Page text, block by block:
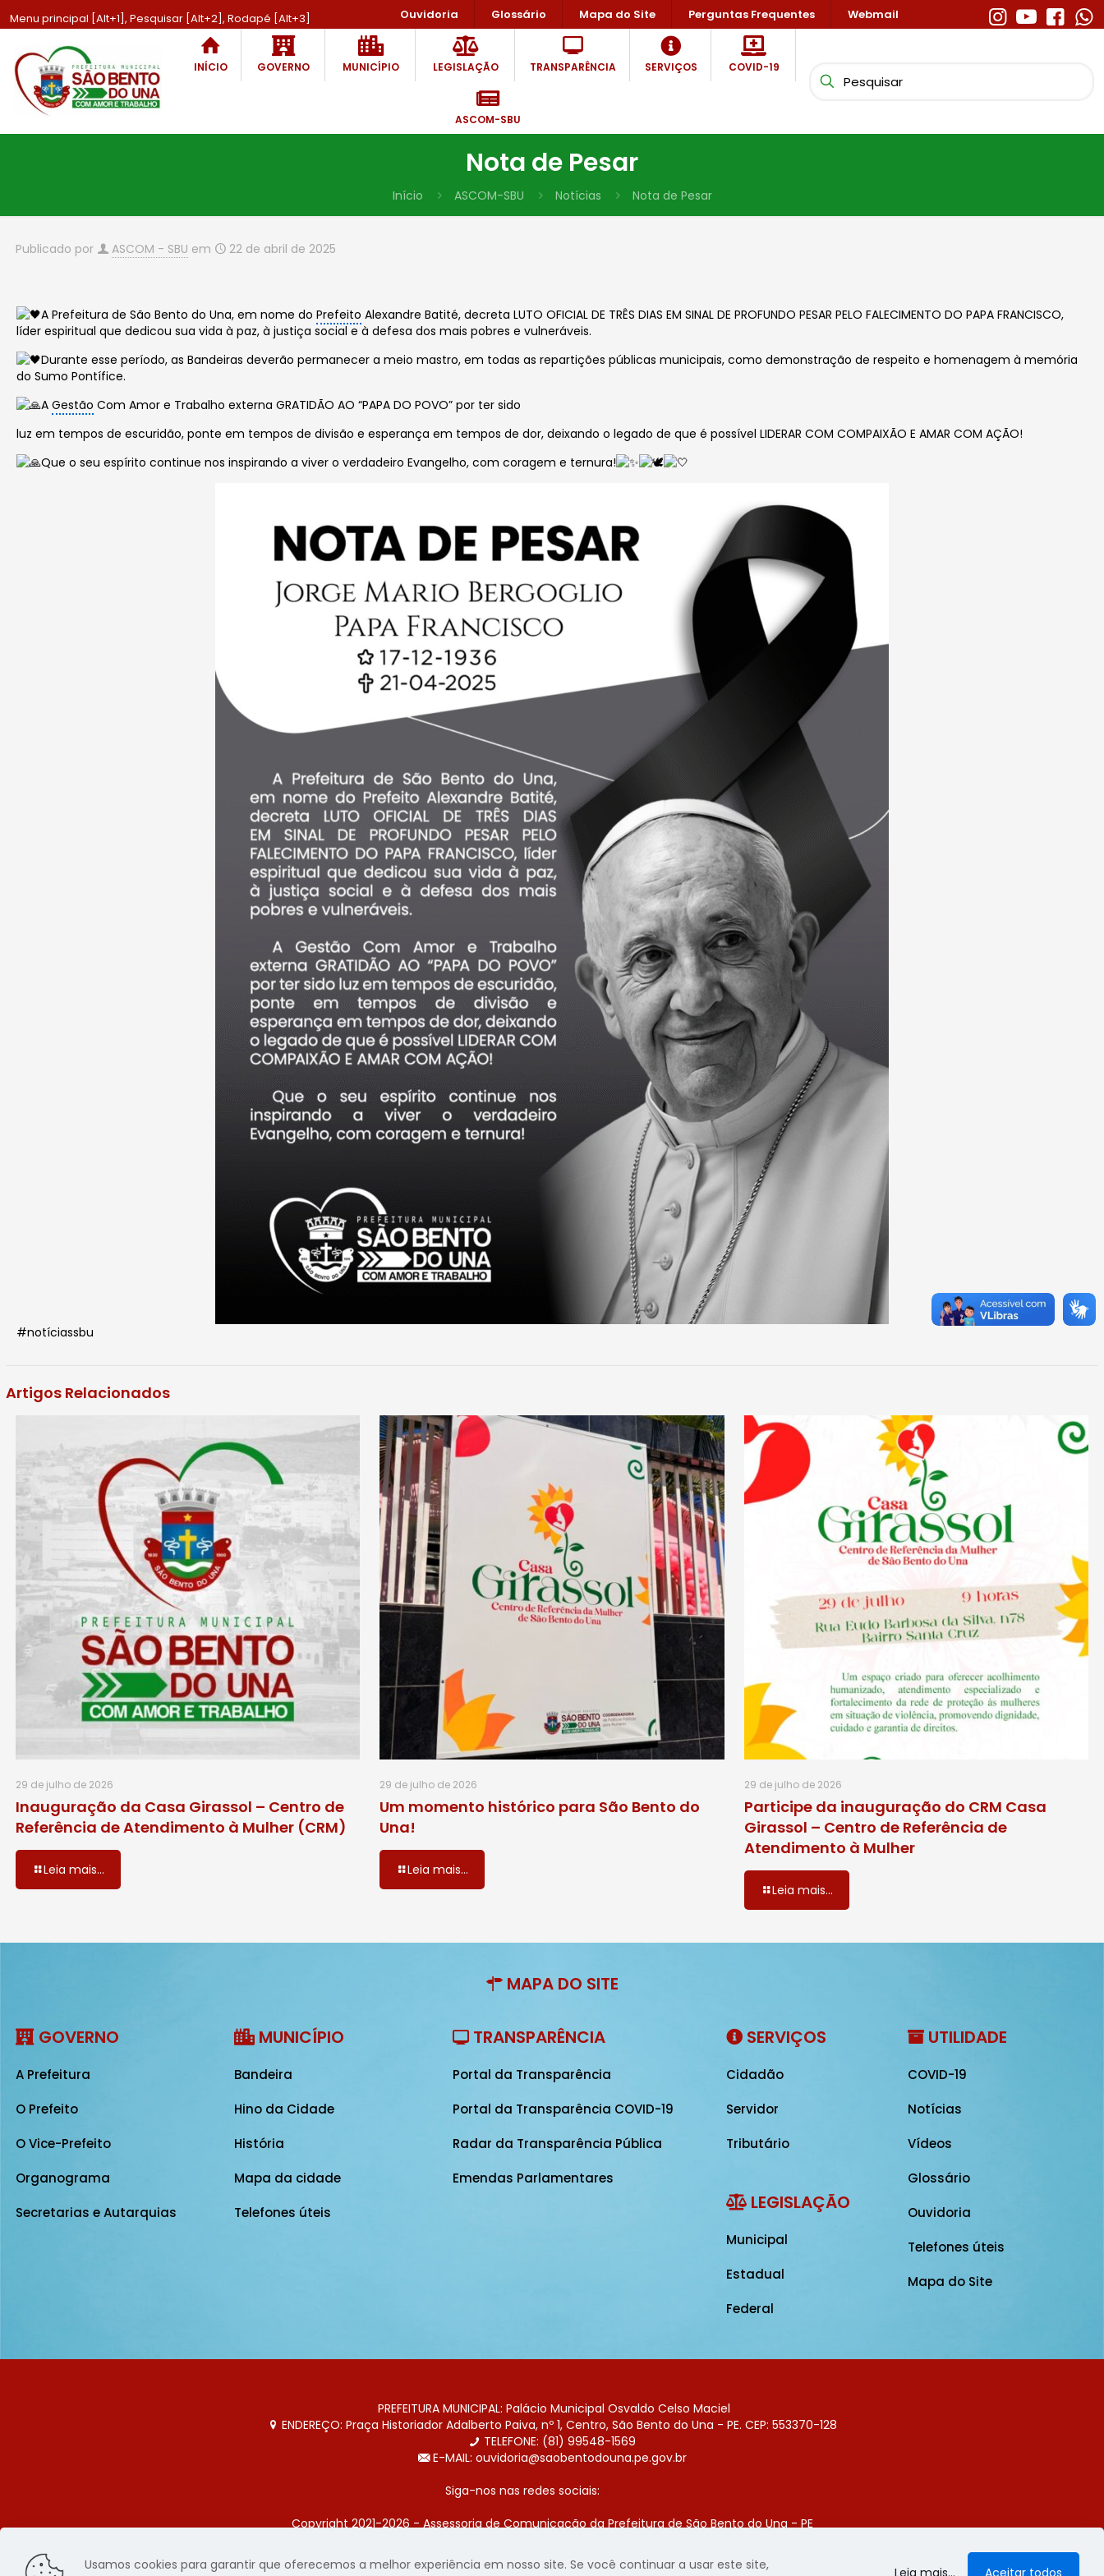
Menu principal [Alt+1], Pesquisar [Alt+2], Rodapé [Alt+3] Ouvidoria Glossário Mapa do Site Perguntas Frequentes Webmail
INÍCIO GOVERNO MUNICÍPIO LEGISLAÇÃO TRANSPARÊNCIA SERVIÇOS COVID-19
ASCOM-SBU
Nota de Pesar
Início ASCOM-SBU Notícias Nota de Pesar
Publicado por ASCOM - SBU em 22 de abril de 2025
A Prefeitura de São Bento do Una, em nome doPrefeito Alexandre Batité, decreta LUTO OFICIAL DE TRÊS DIAS EM SINAL DE PROFUNDO PESAR PELO FALECIMENTO DO PAPA FRANCISCO,
líder espiritual que dedicou sua vida à paz, à justiça social e à defesa dos mais pobres e vulneráveis.
Durante esse período, as Bandeiras deverão permanecer a meio mastro, em todas as repartições públicas municipais, como demonstração de respeito e homenagem à memória
do Sumo Pontífice.
AGestão Com Amor e Trabalho externa GRATIDÃO AO “PAPA DO POVO” por ter sido
luz em tempos de escuridão, ponte em tempos de divisão e esperança em tempos de dor, deixando o legado de que é possível LIDERAR COM COMPAIXÃO E AMAR COM AÇÃO!
Que o seu espírito continue nos inspirando a viver o verdadeiro Evangelho, com coragem e ternura!
#notíciassbu
Artigos Relacionados
29 de julho de 2026
Inauguração da Casa Girassol – Centro de
Referência de Atendimento à Mulher (CRM)
Leia mais...
29 de julho de 2026
Um momento histórico para São Bento do
Una!
Leia mais...
29 de julho de 2026
Participe da inauguração do CRM Casa
Girassol – Centro de Referência de
Atendimento à Mulher
Leia mais...
MAPA DO SITE
GOVERNO
A Prefeitura
O Prefeito
O Vice-Prefeito
Organograma
Secretarias e Autarquias
MUNICÍPIO
Bandeira
Hino da Cidade
História
Mapa da cidade
Telefones úteis
TRANSPARÊNCIA
Portal da Transparência
Portal da Transparência COVID-19
Radar da Transparência Pública
Emendas Parlamentares
SERVIÇOS
Cidadão
Servidor
Tributário
LEGISLAÇÃO
Municipal
Estadual
Federal
UTILIDADE
COVID-19
Notícias
Vídeos
Glossário
Ouvidoria
Telefones úteis
Mapa do Site
PREFEITURA MUNICIPAL: Palácio Municipal Osvaldo Celso Maciel
ENDEREÇO: Praça Historiador Adalberto Paiva, nº 1, Centro, São Bento do Una - PE. CEP: 553370-128
TELEFONE: (81) 99548-1569
E-MAIL: ouvidoria@saobentodouna.pe.gov.br
Siga-nos nas redes sociais:
Copyright 2021-2026 - Assessoria de Comunicação da Prefeitura de São Bento do Una - PE
Página desenvolvida pela agência de publicidade LumusWeb - Agência Digital
Usamos cookies para garantir que oferecemos a melhor experiência em nosso site. Se você continuar a usar este site,
Leia mais... Aceitar todos